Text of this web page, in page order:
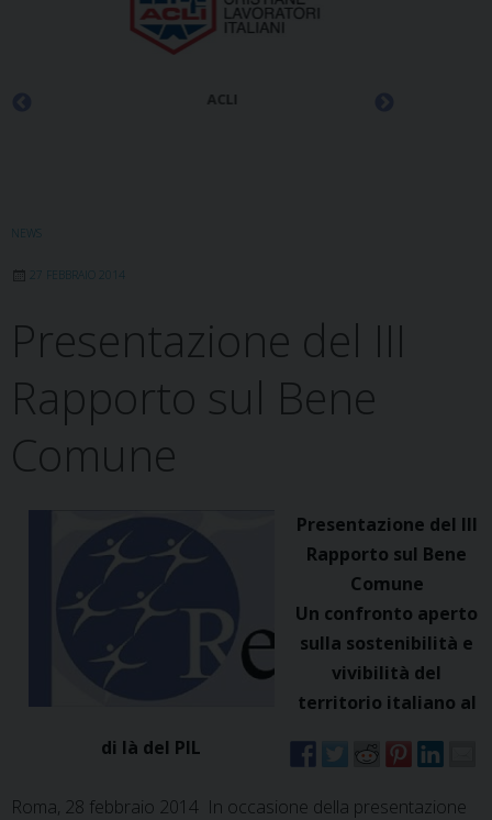
ACLI
NEWS
27 FEBBRAIO 2014
Presentazione del III
Rapporto sul Bene
Comune
Presentazione del III
Rapporto sul Bene
Comune
Un confronto aperto
sulla sostenibilità e
vivibilità del
territorio italiano al
di là del PIL
Roma, 28 febbraio 2014  In occasione della presentazione